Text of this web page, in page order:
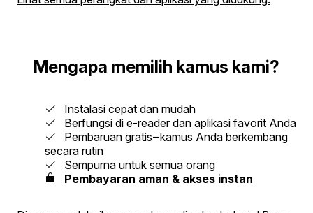
Mengapa memilih kamus kami?
Instalasi cepat dan mudah
Berfungsi di e-reader dan aplikasi favorit Anda
Pembaruan gratis‒kamus Anda berkembang
secara rutin
Sempurna untuk semua orang
Pembayaran aman & akses instan